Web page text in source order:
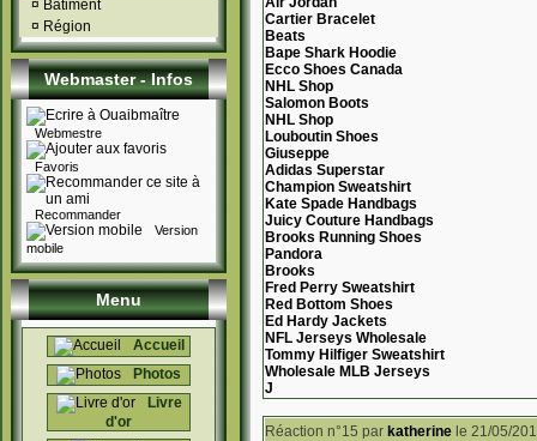
¤ Bâtiment
¤ Région
Webmaster - Infos
Webmestre
Favoris
Recommander
Version
mobile
Menu
Accueil
Photos
Livre
d'or
Cartier Bracelet
Beats
Bape Shark Hoodie
Ecco Shoes Canada
NHL Shop
Salomon Boots
NHL Shop
Louboutin Shoes
Giuseppe
Adidas Superstar
Champion Sweatshirt
Kate Spade Handbags
Juicy Couture Handbags
Brooks Running Shoes
Pandora
Brooks
Fred Perry Sweatshirt
Red Bottom Shoes
Ed Hardy Jackets
NFL Jerseys Wholesale
Tommy Hilfiger Sweatshirt
Wholesale MLB Jerseys
J
Réaction n°15 par katherine le 21/05/